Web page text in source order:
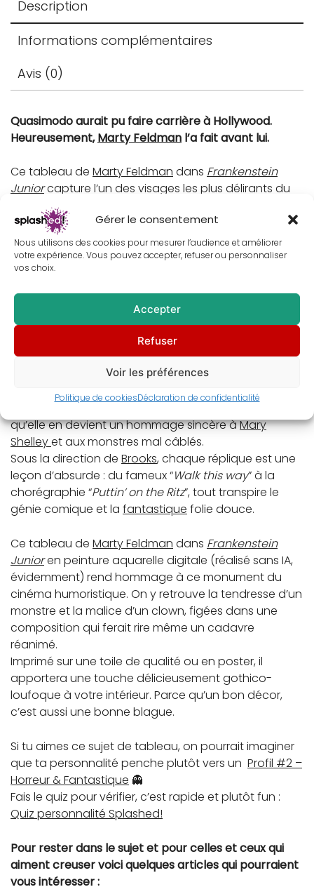
Gérer le consentement
Nous utilisons des cookies pour mesurer l’audience et améliorer
votre expérience. Vous pouvez accepter, refuser ou personnaliser
vos choix.
Accepter
Refuser
Voir les préférences
Politique de cookiesDéclaration de confidentialité
Description
Informations complémentaires
Avis (0)
Quasimodo aurait pu faire carrière à Hollywood.
Heureusement,Marty Feldman l’a fait avant lui.
Ce tableau de Marty Feldman dans Frankenstein
Juniorcapture l’un des visages les plus délirants du
cinéma comique : celui du bossu au regard en
zigzag nommé Igorou Aigor, selon les jours et les
bosses).
L’œil qui fuit ? C’est un choix artistique. La bosse qui
change de côté ? Un concept avant-gardiste.
Bref,Aigor, c’est la poésie du dérèglement corporel —
et l’âme du chef-d’œuvre deMel Brooks
Frankenstein Junior(Young Frankenstein, 1974).
Tourné en noir et blanc pour mieux singer les films
des années 1930, ce monument du rire
Gene Wilder Teri Garr Peter Boyle et Cloris
, dans une
qu’elle en devient un hommage sincère àMary
Shelleyet aux monstres mal câblés.
Sous la direction de Brooks, chaque réplique est une
leçon d’absurde : du fameux “Walk this way” à la
chorégraphie “Puttin’ on the Ritz”, tout transpire le
génie comique et la fantastique folie douce.
Ce tableau de Marty Feldman dans Frankenstein
Junioren peinture aquarelle digitale (réalisé sans IA,
évidemment) rend hommage à ce monument du
cinéma humoristique. On y retrouve la tendresse d’un
monstre et la malice d’un clown, figées dans une
composition qui ferait rire même un cadavre
réanimé.
Imprimé sur une toile de qualité ou en poster, il
apportera une touche délicieusement gothico-
loufoque à votre intérieur. Parce qu’un bon décor,
c’est aussi une bonne blague.
Si tu aimes ce sujet de tableau, on pourrait imaginer
que ta personnalité penche plutôt vers un Profil #2 –
Horreur & Fantastique 👻
Fais le quiz pour vérifier, c’est rapide et plutôt fun :
Quiz personnalité Splashed!
Pour rester dans le sujet et pour celles et ceux qui
aiment creuser voici quelques articles qui pourraient
vous intéresser :